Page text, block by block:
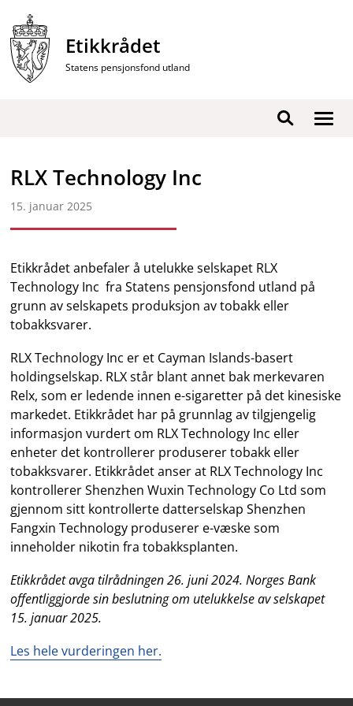
innhold
Etikkrådet
Statens pensjonsfond utland
Vis
Søk
RLX Technology Inc
15. januar 2025
Etikkrådet anbefaler å utelukke selskapet RLX
Technology Inc fra Statens pensjonsfond utland på
grunn av selskapets produksjon av tobakk eller
tobakksvarer.
RLX Technology Inc er et Cayman Islands-basert
holdingselskap. RLX står blant annet bak merkevaren
Relx, som er ledende innen e-sigaretter på det kinesiske
markedet. Etikkrådet har på grunnlag av tilgjengelig
informasjon vurdert om RLX Technology Inc eller
enheter det kontrollerer produserer tobakk eller
tobakksvarer. Etikkrådet anser at RLX Technology Inc
kontrollerer Shenzhen Wuxin Technology Co Ltd som
gjennom sitt kontrollerte datterselskap Shenzhen
Fangxin Technology produserer e-væske som
inneholder nikotin fra tobakksplanten.
Etikkrådet avga tilrådningen 26. juni 2024. Norges Bank
offentliggjorde sin beslutning om utelukkelse av selskapet
15. januar 2025.
Les hele vurderingen her.